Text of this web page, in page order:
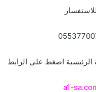
الرئيسية اضغط على الرابط
a1-